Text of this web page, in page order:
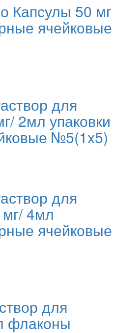
Капсулы 50 мг
ячейковые
для
2мл упаковки
№5(1x5)
для
4мл
ячейковые
для
флаконы